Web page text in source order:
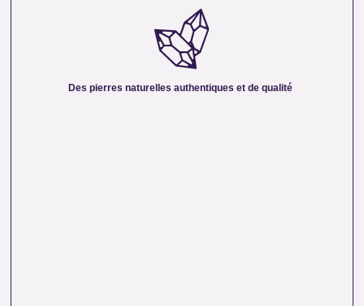
Des pierres naturelles authentiques et de qualité
Nous sélectionnons rigoureusement nos minéraux pour
vous offrir des pierres 100 % naturelles, non traitées et
sa beauté, sa vibration et son authenticité afin de vous